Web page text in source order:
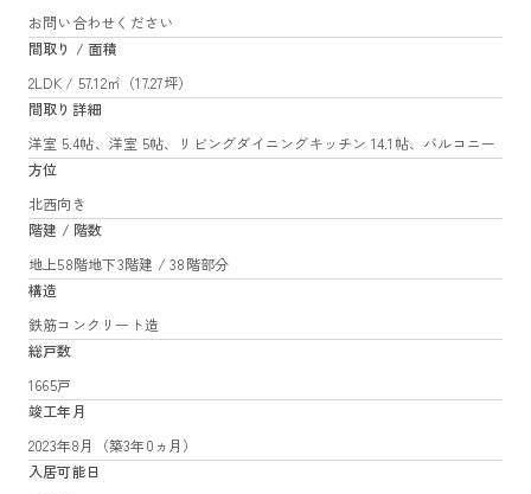
お問い合わせください
間取り / 面積
2LDK / 57.12㎡（17.27坪）
間取り詳細
洋室 5.4帖、洋室 5帖、リビングダイニングキッチン 14.1帖、バルコニー
方位
北西向き
階建 / 階数
地上58階地下3階建 / 38階部分
構造
鉄筋コンクリート造
総戸数
1665戸
竣工年月
2023年8月（築3年0ヵ月）
入居可能日